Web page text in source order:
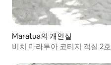
Maratua의 개인실
비치 마라투아 코티지 객실 2호